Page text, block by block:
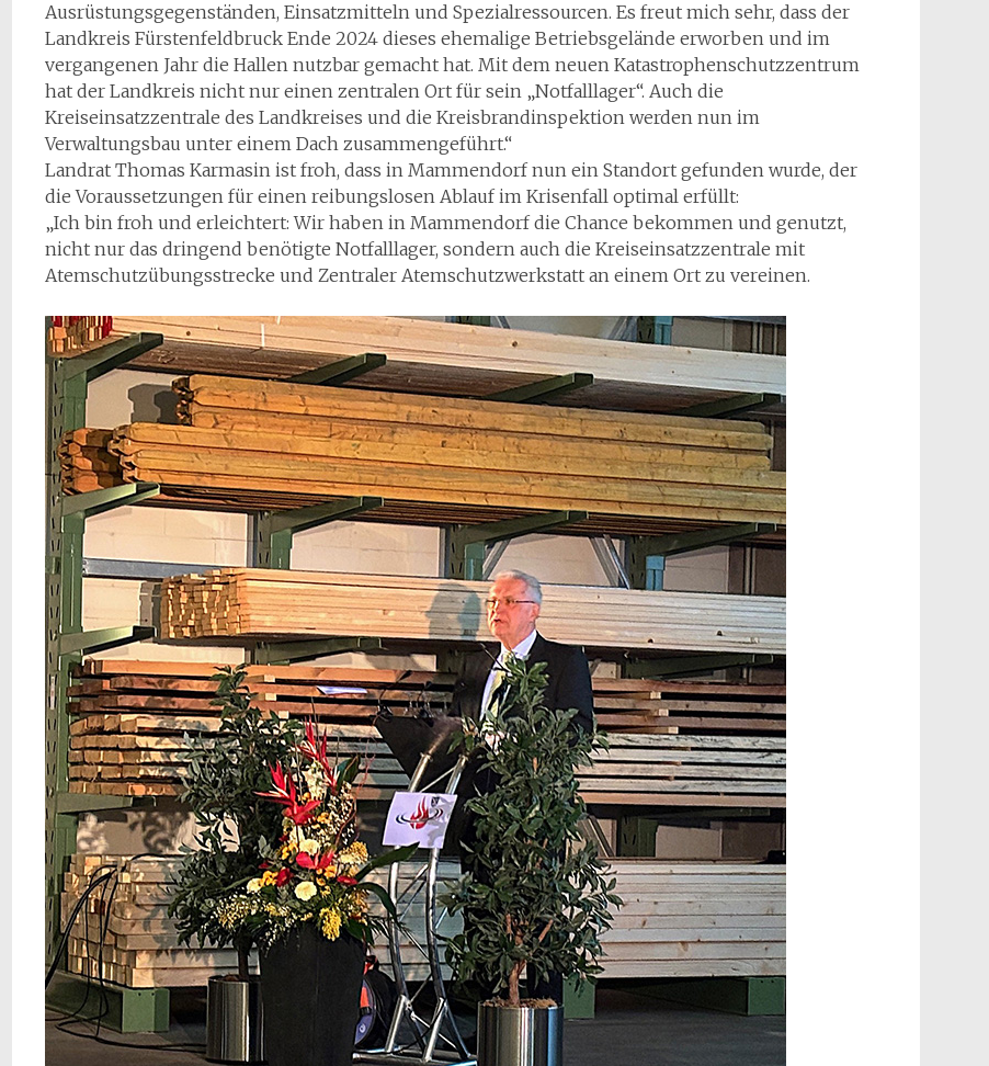
Ausrüstungsgegenständen, Einsatzmitteln und Spezialressourcen. Es freut mich sehr, dass der
Landkreis Fürstenfeldbruck Ende 2024 dieses ehemalige Betriebsgelände erworben und im
vergangenen Jahr die Hallen nutzbar gemacht hat. Mit dem neuen Katastrophenschutzzentrum
hat der Landkreis nicht nur einen zentralen Ort für sein „Notfalllager“. Auch die
Kreiseinsatzzentrale des Landkreises und die Kreisbrandinspektion werden nun im
Verwaltungsbau unter einem Dach zusammengeführt.“
Landrat Thomas Karmasin ist froh, dass in Mammendorf nun ein Standort gefunden wurde, der
die Voraussetzungen für einen reibungslosen Ablauf im Krisenfall optimal erfüllt:
„Ich bin froh und erleichtert: Wir haben in Mammendorf die Chance bekommen und genutzt,
nicht nur das dringend benötigte Notfalllager, sondern auch die Kreiseinsatzzentrale mit
Atemschutzübungsstrecke und Zentraler Atemschutzwerkstatt an einem Ort zu vereinen.